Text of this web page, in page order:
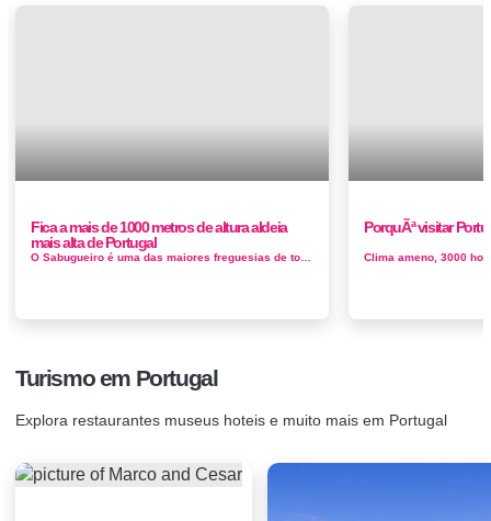
Fica a mais de 1000 metros de altura aldeia
mais alta de Portugal
PorquÃª visitar
Turismo em Portugal
Explora restaurantes museus hoteis e muito mais em Portugal